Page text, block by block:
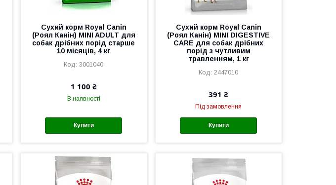
Сухий корм Royal Canin
(Роял Канін) MINI ADULT для
собак дрібних порід старше
10 місяців, 4 кг
3001040
1 100 ₴
В наявності
Купити
Сухий корм Royal Canin
(Роял Канін) MINI DIGESTIVE
CARE для собак дрібних
порід з чутливим
травленням, 1 кг
2447010
391 ₴
Під замовлення
Купити